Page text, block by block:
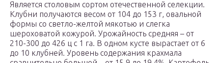
Является столовым сортом отечественной селекции.
Клубни получаются весом от 104 до 153 г, овальной
формы со светло-желтой мякотью и слегка
шероховатой кожурой. Урожайность средняя – от
210-300 до 426 ц с 1 га. В одном кусте вырастает от 6
до 10 клубней. Уровень содержания крахмала